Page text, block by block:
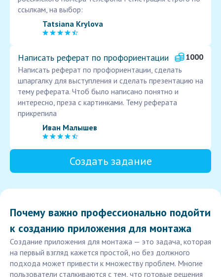
ссылкам, на выбор:
Tatsiana Krylova
Написать реферат по профориентации
1000
Написать реферат по профориентации, сделать
шпаргалку для выступления и сделать презентацию на
тему реферата. Чтоб было написано понятно и
интересно, преза с картинками. Тему реферата
прикрепила
Иван Малышев
Создать задание
Почему важно профессионально подойти
к созданию приложения для монтажа
Создание приложения для монтажа — это задача, которая
на первый взгляд кажется простой, но без должного
подхода может привести к множеству проблем. Многие
пользователи сталкиваются с тем, что готовые решения